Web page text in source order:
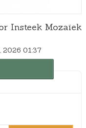
Insteek Mozaïek
2026 01:37